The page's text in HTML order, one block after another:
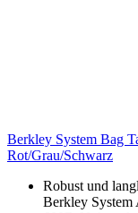
Berkley System Bag
Rot/Grau/Schwarz
Robust und
Berkley System